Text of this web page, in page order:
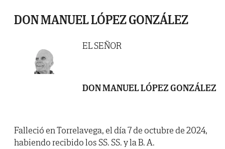
DON MANUEL LÓPEZ GONZÁLEZ
EL SEÑOR
DON MANUEL LÓPEZ GONZÁLEZ
Falleció en Torrelavega, el día 7 de octubre de 2024,
habiendo recibido los SS. SS. y la B. A.